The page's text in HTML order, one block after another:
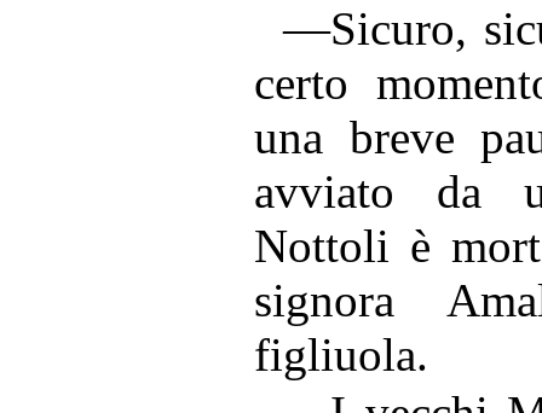
—Sicuro,
certo
una breve
avviato da
Nottoli è
signora
figliuola.